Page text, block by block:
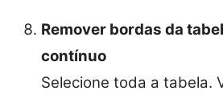
Remover bordas da
contínuo
Selecione toda a tabela.